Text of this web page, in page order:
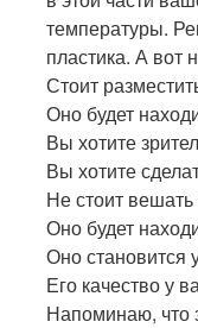
температуры.
пластика. А вот
Стоит
Оно будет
Вы хотите
Вы хотите
Не стоит вешать
Оно будет
Оно становится
Его качество у
Напоминаю, что